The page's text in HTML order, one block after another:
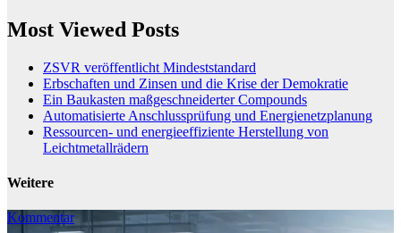
Most Viewed Posts
ZSVR veröffentlicht Mindeststandard
Erbschaften und Zinsen und die Krise der Demokratie
Ein Baukasten maßgeschneiderter Compounds
Automatisierte Anschlussprüfung und Energienetzplanung
Ressourcen- und energieeffiziente Herstellung von
Leichtmetallrädern
Weitere
Kommentar